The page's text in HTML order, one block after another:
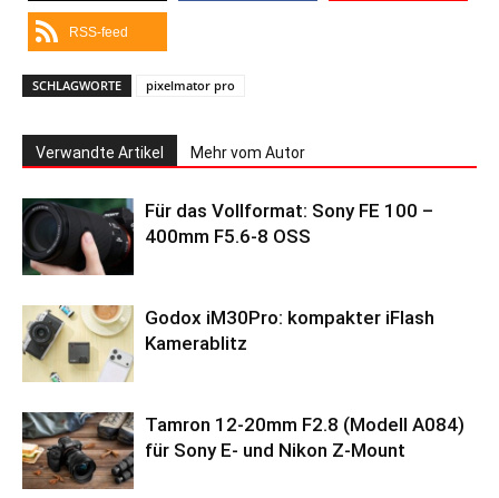
RSS-feed
SCHLAGWORTE pixelmator pro
Verwandte Artikel Mehr vom Autor
Für das Vollformat: Sony FE 100 –
400mm F5.6-8 OSS
Godox iM30Pro: kompakter iFlash
Kamerablitz
Tamron 12-20mm F2.8 (Modell A084)
für Sony E- und Nikon Z-Mount